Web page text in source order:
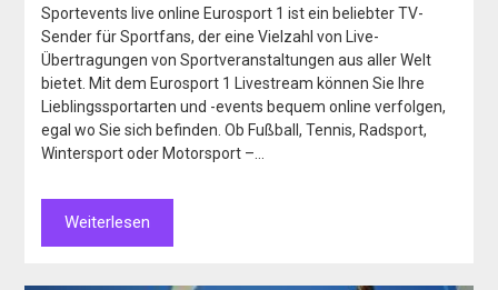
Sportevents live online Eurosport 1 ist ein beliebter TV-
Sender für Sportfans, der eine Vielzahl von Live-
Übertragungen von Sportveranstaltungen aus aller Welt
bietet. Mit dem Eurosport 1 Livestream können Sie Ihre
Lieblingssportarten und -events bequem online verfolgen,
egal wo Sie sich befinden. Ob Fußball, Tennis, Radsport,
Wintersport oder Motorsport –…
Weiterlesen